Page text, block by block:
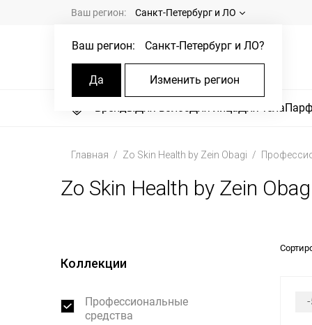
Ваш регион: Санкт-Петербург и ЛО
Ваш регион: Санкт-Петербург и ЛО?
Да Изменить регион
БрендыДля волосДля лицаДля тела
Главная Zo Skin Health by Zein Obagi
Zo Skin Health by Zein
Коллекции
Профессиональные
средства